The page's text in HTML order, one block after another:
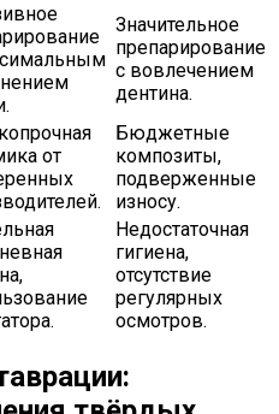
Значительное
препарирование
с вовлечением
дентина.
от
Бюджетные
композиты,
подверженные
износу.
Недостаточная
гигиена,
отсутствие
регулярных
осмотров.